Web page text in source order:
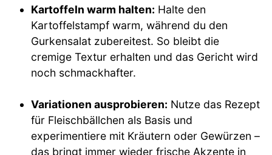
Kartoffeln warm halten: Halte den
Kartoffelstampf warm, während du den
Gurkensalat zubereitest. So bleibt die
cremige Textur erhalten und das Gericht wird
noch schmackhafter.
Variationen ausprobieren: Nutze das Rezept
für Fleischbällchen als Basis und
experimentiere mit Kräutern oder Gewürzen –
das bringt immer wieder frische Akzente in